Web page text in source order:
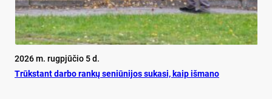
2026 m. rugpjūčio 5 d.
Trūks­tant dar­bo ran­kų se­niū­ni­jos su­ka­si, kaip iš­ma­no